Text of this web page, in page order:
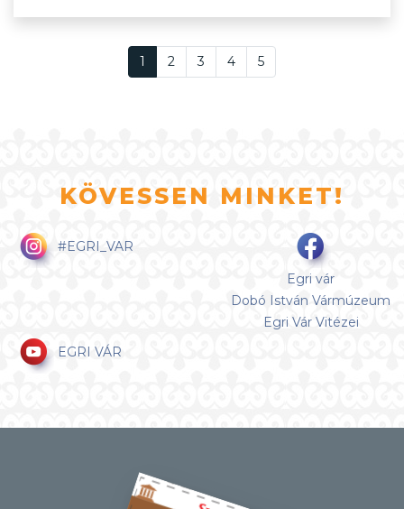
1 2 3 4 5
KÖVESSEN MINKET!
#EGRI_VAR
Egri vár
Dobó István Vármúzeum
Egri Vár Vitézei
EGRI VÁR